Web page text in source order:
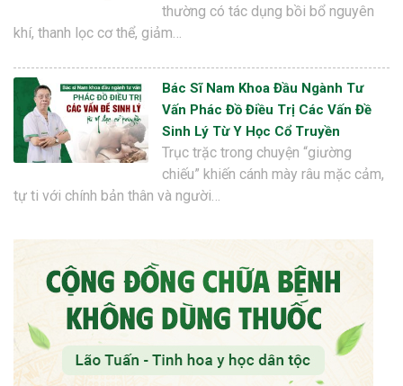
thường có tác dụng bồi bổ nguyên
khí, thanh lọc cơ thể, giảm…
Bác Sĩ Nam Khoa Đầu Ngành Tư
Vấn Phác Đồ Điều Trị Các Vấn Đề
Sinh Lý Từ Y Học Cổ Truyền
Trục trặc trong chuyện “giường
chiếu” khiến cánh mày râu mặc cảm,
tự ti với chính bản thân và người…